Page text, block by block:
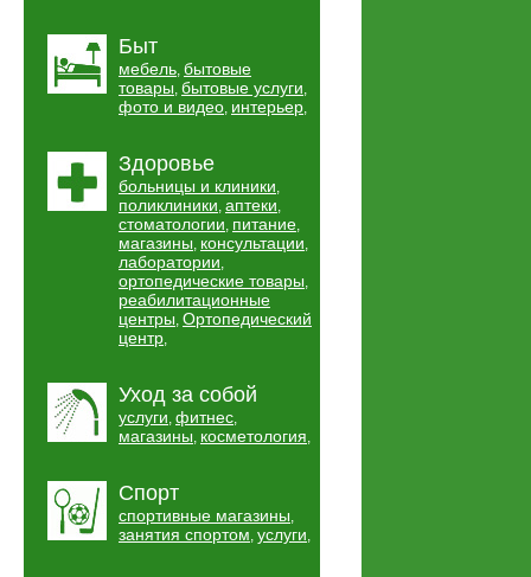
Быт
мебель, бытовые
товары, бытовые услуги,
фото и видео, интерьер,
Здоровье
больницы и клиники,
поликлиники, аптеки,
стоматологии, питание,
магазины, консультации,
лаборатории,
ортопедические товары,
реабилитационные
центры, Ортопедический
центр,
Уход за собой
услуги, фитнес,
магазины, косметология,
Спорт
спортивные магазины,
занятия спортом, услуги,